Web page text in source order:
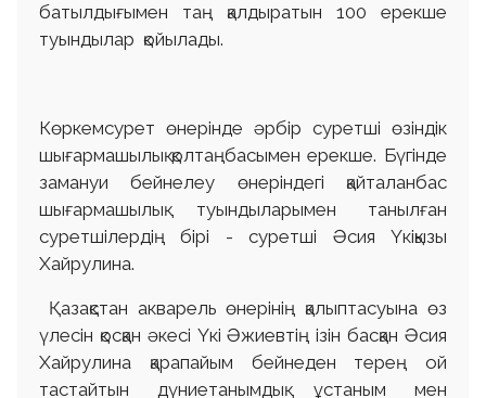
батылдығымен таң қалдыратын 100 ерекше
туындылар қойылады.
Көркемсурет өнерінде әрбір суретші өзіндік
шығармашылық қолтаңбасымен ерекше. Бүгінде
замануи бейнелеу өнеріндегі қайталанбас
шығармашылық туындыларымен танылған
суретшілердің бірі - суретші Әсия Үкіқызы
Хайрулина.
Қазақстан акварель өнерінің қалыптасуына өз
үлесін қосқан әкесі Үкі Әжиевтің ізін басқан Әсия
Хайрулина қарапайым бейнеден терең ой
тастайтын дүниетанымдық ұстаным мен